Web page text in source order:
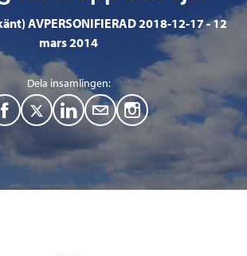
AVPERSONIFIERAD 2018-12-17 12
mars 2014
Dela insamlingen:
F
T
i
L
M
a
i